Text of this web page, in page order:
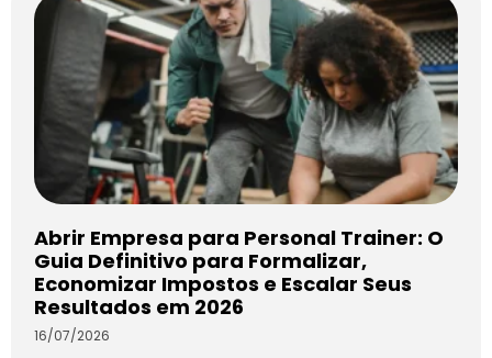
Abrir Empresa para Personal Trainer: O
Guia Definitivo para Formalizar,
Economizar Impostos e Escalar Seus
Resultados em 2026
16/07/2026